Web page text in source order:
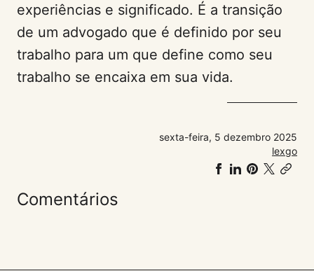
experiências e significado. É a transição
de um advogado que é definido por seu
trabalho para um que define como seu
trabalho se encaixa em sua vida.
sexta-feira, 5 dezembro 2025
lexgo
Compartilhar
Share
Comentários